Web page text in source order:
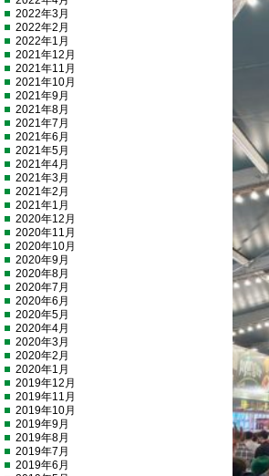
2022年3月
2022年2月
2022年1月
2021年12月
2021年11月
2021年10月
2021年9月
2021年8月
2021年7月
2021年6月
2021年5月
2021年4月
2021年3月
2021年2月
2021年1月
2020年12月
2020年11月
2020年10月
2020年9月
2020年8月
2020年7月
2020年6月
2020年5月
2020年4月
2020年3月
2020年2月
2020年1月
2019年12月
2019年11月
2019年10月
2019年9月
2019年8月
2019年7月
2019年6月